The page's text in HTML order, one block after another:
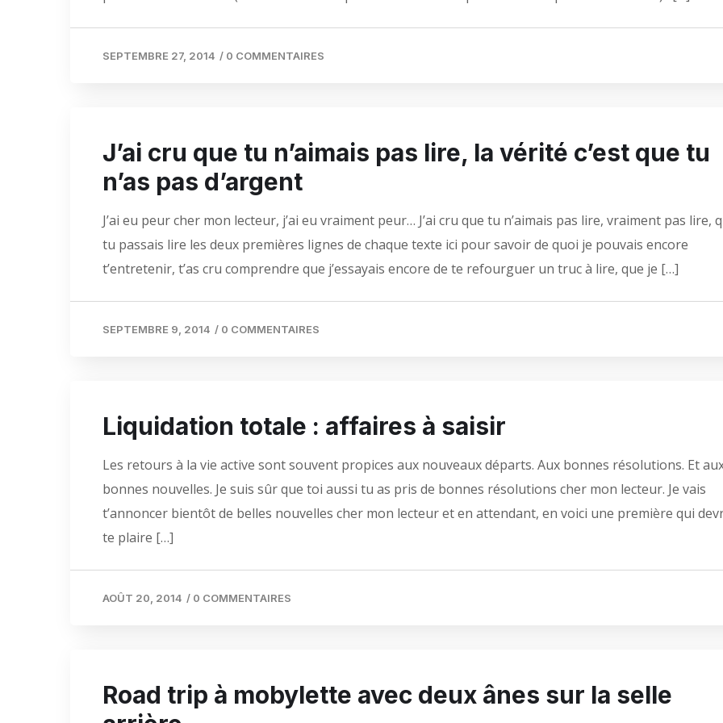
SEPTEMBRE 27, 2014 / 0 COMMENTAIRES
J’ai cru que tu n’aimais pas lire, la vérité c’est que tu
n’as pas d’argent
J’ai eu peur cher mon lecteur, j’ai eu vraiment peur… J’ai cru que tu n’aimais pas lire, vraiment pas lire,
tu passais lire les deux premières lignes de chaque texte ici pour savoir de quoi je pouvais encore
t’entretenir, t’as cru comprendre que j’essayais encore de te refourguer un truc à lire, que je […]
SEPTEMBRE 9, 2014 / 0 COMMENTAIRES
Liquidation totale : affaires à saisir
Les retours à la vie active sont souvent propices aux nouveaux départs. Aux bonnes résolutions. Et
bonnes nouvelles. Je suis sûr que toi aussi tu as pris de bonnes résolutions cher mon lecteur. Je vais
t’annoncer bientôt de belles nouvelles cher mon lecteur et en attendant, en voici une première qui
te plaire […]
AOÛT 20, 2014 / 0 COMMENTAIRES
Road trip à mobylette avec deux ânes sur la selle